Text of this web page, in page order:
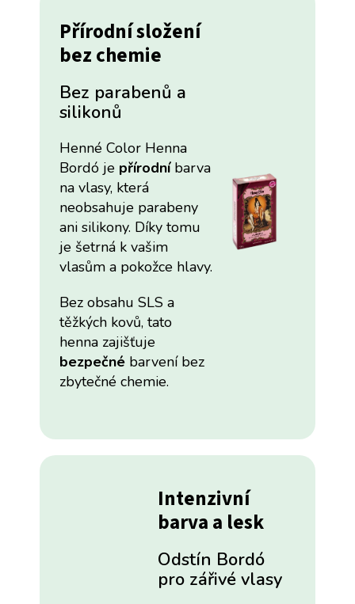
Přírodní složení
bez chemie
Bez parabenů a
silikonů
Henné Color Henna
Bordó je přírodníbarva
na vlasy, která
neobsahuje parabeny
ani silikony. Díky tomu
je šetrná k vašim
vlasům a pokožce hlavy.
Bez obsahu SLS a
těžkých kovů, tato
henna zajišťuje
bezpečné barvení bez
zbytečné chemie.
Intenzivní
barva a lesk
Odstín Bordó
pro zářivé vlasy